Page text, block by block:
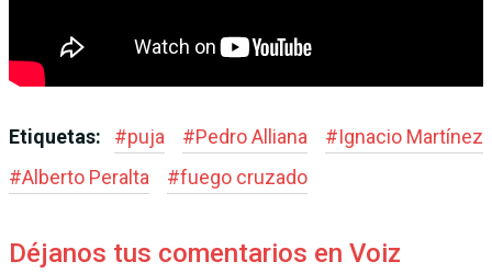
Etiquetas: #puja #Pedro Alliana #Ignacio Martínez
#Alberto Peralta #fuego cruzado
Déjanos tus comentarios en Voiz